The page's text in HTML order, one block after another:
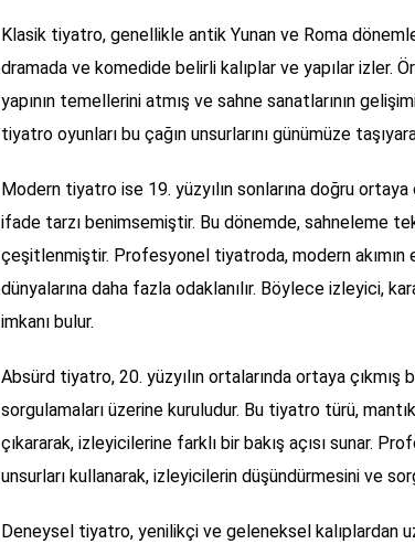
Klasik tiyatro, genellikle antik Yunan ve Roma
dramada ve komedide belirli kalıplar ve yapılar izler.
yapının temellerini atmış ve sahne sanatlarının
tiyatro oyunları bu çağın unsurlarını günümüze
Modern tiyatro ise 19. yüzyılın sonlarına doğru
ifade tarzı benimsemiştir. Bu dönemde, sahneleme
çeşitlenmiştir. Profesyonel tiyatroda, modern akımın
dünyalarına daha fazla odaklanılır. Böylece izleyici,
imkanı bulur.
Absürd tiyatro, 20. yüzyılın ortalarında ortaya çıkmış
sorgulamaları üzerine kuruludur. Bu tiyatro türü,
çıkararak, izleyicilerine farklı bir bakış açısı sunar.
unsurları kullanarak, izleyicilerin düşündürmesini ve
Deneysel tiyatro, yenilikçi ve geleneksel kalıplardan